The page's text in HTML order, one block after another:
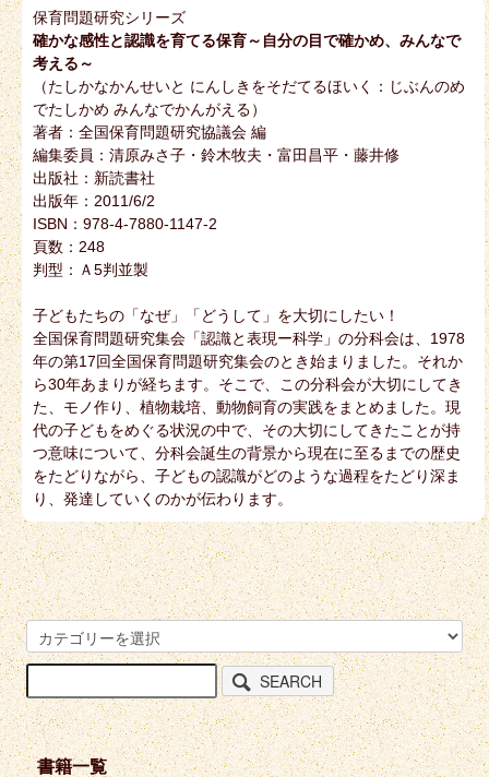
保育問題研究シリーズ
確かな感性と認識を育てる保育～自分の目で確かめ、みんなで
考える～
（たしかなかんせいと にんしきをそだてるほいく：じぶんのめ
でたしかめ みんなでかんがえる）
著者：全国保育問題研究協議会 編
編集委員：清原みさ子・鈴木牧夫・富田昌平・藤井修
出版社：新読書社
出版年：2011/6/2
ISBN：978-4-7880-1147-2
頁数：248
判型：Ａ5判並製
子どもたちの「なぜ」「どうして」を大切にしたい！
全国保育問題研究集会「認識と表現ー科学」の分科会は、1978
年の第17回全国保育問題研究集会のとき始まりました。それか
ら30年あまりが経ちます。そこで、この分科会が大切にしてき
た、モノ作り、植物栽培、動物飼育の実践をまとめました。現
代の子どもをめぐる状況の中で、その大切にしてきたことが持
つ意味について、分科会誕生の背景から現在に至るまでの歴史
をたどりながら、子どもの認識がどのような過程をたどり深ま
り、発達していくのかが伝わります。
SEARCH
書籍一覧